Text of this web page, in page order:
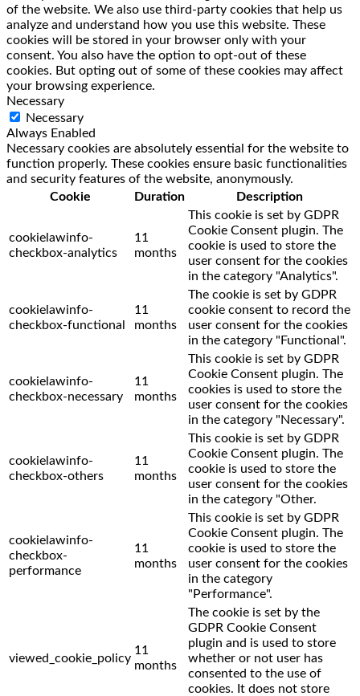
of the website. We also use third-party cookies that help us
analyze and understand how you use this website. These
cookies will be stored in your browser only with your
consent. You also have the option to opt-out of these
cookies. But opting out of some of these cookies may affect
your browsing experience.
Necessary
Necessary
Always Enabled
Necessary cookies are absolutely essential for the website to
function properly. These cookies ensure basic functionalities
and security features of the website, anonymously.
Cookie
Duration Description
cookielawinfo-
checkbox-analytics
11
months
This cookie is set by GDPR
Cookie Consent plugin. The
cookie is used to store the
user consent for the cookies
in the category "Analytics".
cookielawinfo-
checkbox-functional
11
months
The cookie is set by GDPR
cookie consent to record the
user consent for the cookies
in the category "Functional".
cookielawinfo-
checkbox-necessary
11
months
This cookie is set by GDPR
Cookie Consent plugin. The
cookies is used to store the
user consent for the cookies
in the category "Necessary".
cookielawinfo-
checkbox-others
11
months
This cookie is set by GDPR
Cookie Consent plugin. The
cookie is used to store the
user consent for the cookies
in the category "Other.
cookielawinfo-
checkbox-
performance
11
months
This cookie is set by GDPR
Cookie Consent plugin. The
cookie is used to store the
user consent for the cookies
in the category
"Performance".
viewed_cookie_policy
11
months
The cookie is set by the
GDPR Cookie Consent
plugin and is used to store
whether or not user has
consented to the use of
cookies. It does not store